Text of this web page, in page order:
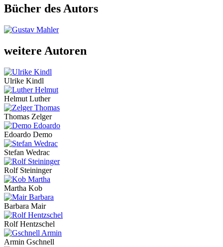
Bücher des Autors
weitere Autoren
Ulrike Kindl
Helmut Luther
Thomas Zelger
Edoardo Demo
Stefan Wedrac
Rolf Steininger
Martha Kob
Barbara Mair
Rolf Hentzschel
Armin Gschnell